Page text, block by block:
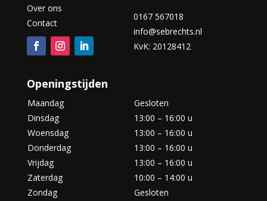
Over ons
Contact
0167 567018
info@sebrechts.nl
KvK: 20128412
Openingstijden
Maandag
Dinsdag
Woensdag
Donderdag
Vrijdag
Zaterdag
Zondag
Gesloten
13:00 – 16:00 u
13:00 – 16:00 u
13:00 – 16:00 u
13:00 – 16:00 u
10:00 – 14:00 u
Gesloten